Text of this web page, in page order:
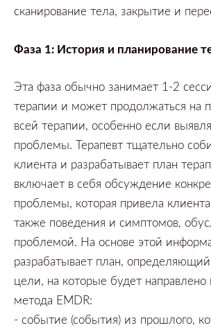
сканирование тела, закрытие и
Фаза 1: История и планирование
Эта фаза обычно занимает 1-2
терапии и может продолжаться на
всей терапии, особенно если
проблемы. Терапевт тщательно
клиента и разрабатывает план
включает в себя обсуждение
проблемы, которая привела
также поведения и симптомов,
проблемой. На основе этой
разрабатывает план, определяющий
цели, на которые будет
метода EMDR:
- событие (события) из прошлого,